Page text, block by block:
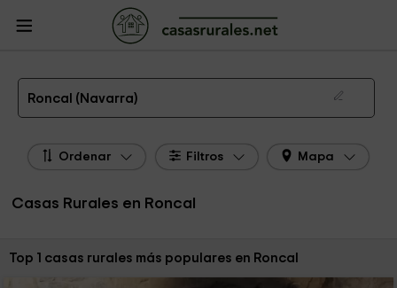
Casas Rurales
Roncal
Las 1 mejores casas rurales en Roncal de 2026
Roncal (Navarra)
Ordenar Filtros Mapa
Casas Rurales en Roncal
Ordenar por:
Top 1 casas rurales más populares en Roncal